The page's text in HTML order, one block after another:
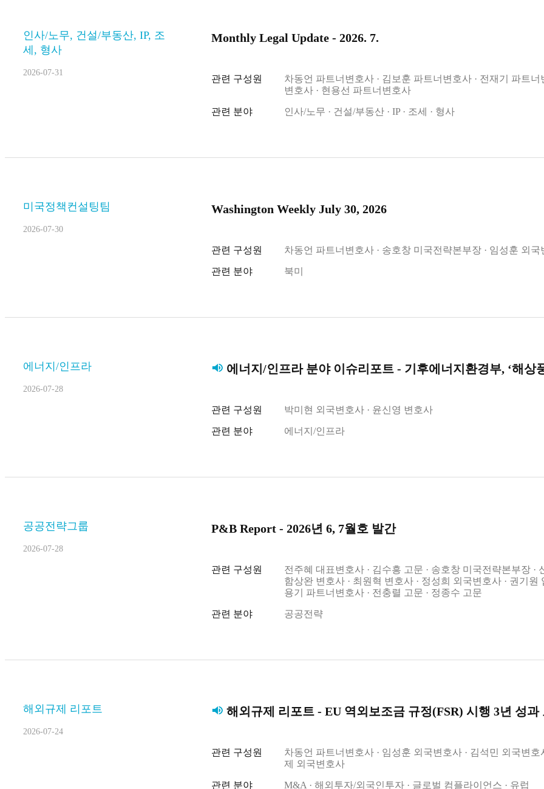
인사/노무, 건설/부동산, IP, 조
세, 형사
2026-07-31
Monthly Legal Update - 2026. 7.
관련 구성원 차동언 파트너변호사 김보훈 파트너변호사 전재기 파트너
변호사
현용선 파트너변호사
관련 분야 인사/노무 건설/부동산 IP 조세 형사
미국정책컨설팅팀
2026-07-30
Washington Weekly July 30, 2026
관련 구성원 차동언 파트너변호사 송호창 미국전략본부장 임성훈 외국
관련 분야 북미
에너지/인프라
2026-07-28
에너지/인프라 분야 이슈리포트 - 기후에너지환경부, ‘해상
관련 구성원 박미현 외국변호사 윤신영 변호사
관련 분야 에너지/인프라
공공전략그룹
2026-07-28
P&B Report - 2026년 6, 7월호 발간
관련 구성원 전주혜 대표변호사 김수흥 고문 송호창 미국전략본부장
함상완 변호사
최원혁 변호사 정성희 외국변호사 권기원
용기 파트너변호사
전충렬 고문 정종수 고문
관련 분야 공공전략
해외규제 리포트
2026-07-24
해외규제 리포트 - EU 역외보조금 규정(FSR) 시행 3년 성과
관련 구성원 차동언 파트너변호사 임성훈 외국변호사 김석민 외국변호
제 외국변호사
관련 분야 M&A 해외투자/외국인투자 글로벌 컴플라이언스 유럽